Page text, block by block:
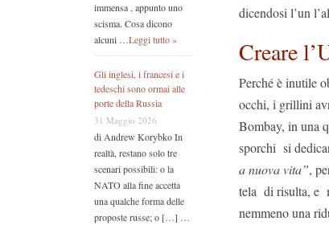
immensa , appunto uno
scisma. Cosa dicono
alcuni …Leggi tutto »
Gli inglesi, i francesi e i
tedeschi sono ormai alle
porte della Russia
31 Maggio 2026
di Andrew Korybko In
realtà, restano solo tre
scenari possibili: o la
NATO alla fine accetta
una qualche forma delle
proposte russe; o […] …
dicendosi l’un
Creare
Perché è inutile
occhi, i grillini
Bombay, in una
sporchi si
a nuova vita”,
tela di risulta, e
nemmeno una